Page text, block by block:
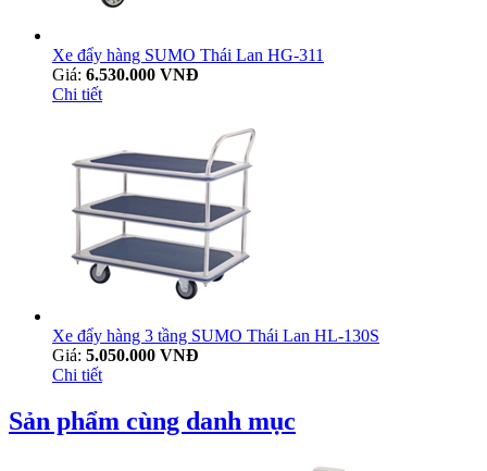
Xe đẩy hàng SUMO Thái Lan HG-311
Giá: 6.530.000 VNĐ
Chi tiết
Xe đẩy hàng 3 tầng SUMO Thái Lan HL-130S
Giá: 5.050.000 VNĐ
Chi tiết
Sản phẩm cùng danh mục